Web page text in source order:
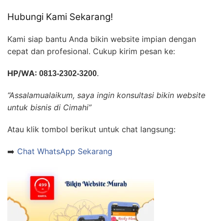
Hubungi Kami Sekarang!
Kami siap bantu Anda bikin website impian dengan
cepat dan profesional. Cukup kirim pesan ke:
HP/WA: 0813-2302-3200.
“Assalamualaikum, saya ingin konsultasi bikin website
untuk bisnis di Cimahi”
Atau klik tombol berikut untuk chat langsung:
➡️ Chat WhatsApp Sekarang